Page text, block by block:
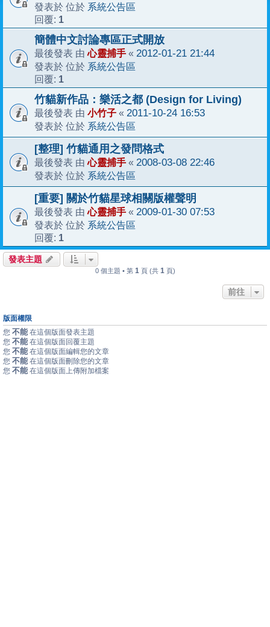
發表於 位於 系統公告區
回覆: 1
簡體中文討論專區正式開放
最後發表 由心靈捕手 « 2012-01-21 21:44
發表於 位於 系統公告區
回覆: 1
竹貓新作品：樂活之都 (Design for Living)
最後發表 由 小竹子 « 2011-10-24 16:53
發表於 位於 系統公告區
[整理] 竹貓通用之發問格式
最後發表 由心靈捕手 « 2008-03-08 22:46
發表於 位於 系統公告區
[重要] 關於竹貓星球相關版權聲明
最後發表 由心靈捕手 « 2009-01-30 07:53
發表於 位於 系統公告區
回覆: 1
發表主題
0 個主題 • 第 1 頁 (共 1 頁)
前往
版面權限
您 不能 在這個版面發表主題
您 不能 在這個版面回覆主題
您 不能 在這個版面編輯您的文章
您 不能 在這個版面刪除您的文章
您 不能 在這個版面上傳附加檔案